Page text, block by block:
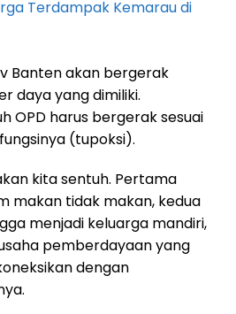
Terdampak Kemarau di
Banten akan bergerak
daya yang dimiliki.
OPD harus bergerak sesuai
(tupoksi).
kita sentuh. Pertama
makan tidak makan, kedua
menjadi keluarga mandiri,
pemberdayaan yang
dengan